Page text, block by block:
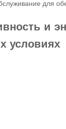
для
и
условиях